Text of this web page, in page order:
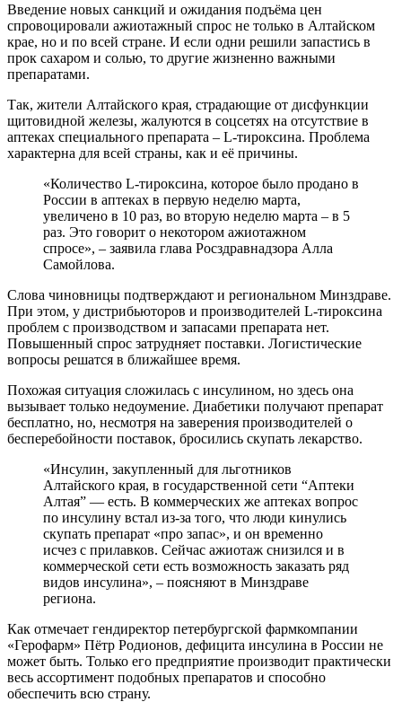
Введение новых санкций и ожидания подъёма цен
спровоцировали ажиотажный спрос не только в Алтайском
крае, но и по всей стране. И если одни решили запастись в
прок сахаром и солью, то другие жизненно важными
препаратами.
Так, жители Алтайского края, страдающие от дисфункции
щитовидной железы, жалуются в соцсетях на отсутствие в
аптеках специального препарата – L-тироксина. Проблема
характерна для всей страны, как и её причины.
«Количество L-тироксина, которое было продано в
России в аптеках в первую неделю марта,
увеличено в 10 раз, во вторую неделю марта – в 5
раз. Это говорит о некотором ажиотажном
спросе», – заявила глава Росздравнадзора Алла
Самойлова.
Слова чиновницы подтверждают и региональном Минздраве.
При этом, у дистрибьюторов и производителей L-тироксина
проблем с производством и запасами препарата нет.
Повышенный спрос затрудняет поставки. Логистические
вопросы решатся в ближайшее время.
Похожая ситуация сложилась с инсулином, но здесь она
вызывает только недоумение. Диабетики получают препарат
бесплатно, но, несмотря на заверения производителей о
бесперебойности поставок, бросились скупать лекарство.
«Инсулин, закупленный для льготников
Алтайского края, в государственной сети “Аптеки
Алтая” — есть. В коммерческих же аптеках вопрос
по инсулину встал из-за того, что люди кинулись
скупать препарат «про запас», и он временно
исчез с прилавков. Сейчас ажиотаж снизился и в
коммерческой сети есть возможность заказать ряд
видов инсулина», – поясняют в Минздраве
региона.
Как отмечает гендиректор петербургской фармкомпании
«Герофарм» Пётр Родионов, дефицита инсулина в России не
может быть. Только его предприятие производит практически
весь ассортимент подобных препаратов и способно
обеспечить всю страну.